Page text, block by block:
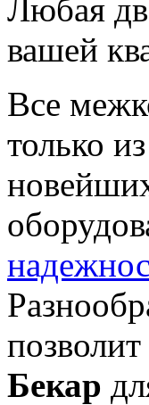
Любая
вашей
Все
только
Бекар